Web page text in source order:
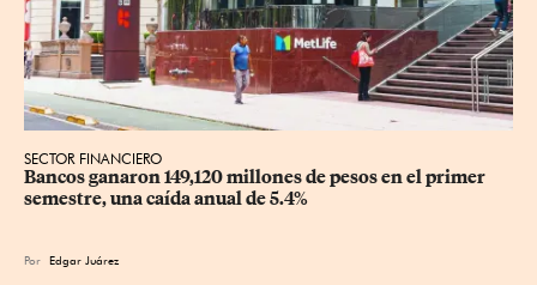
SECTOR FINANCIERO
Bancos ganaron 149,120 millones de pesos en el primer
semestre, una caída anual de 5.4%
Por Edgar Juárez